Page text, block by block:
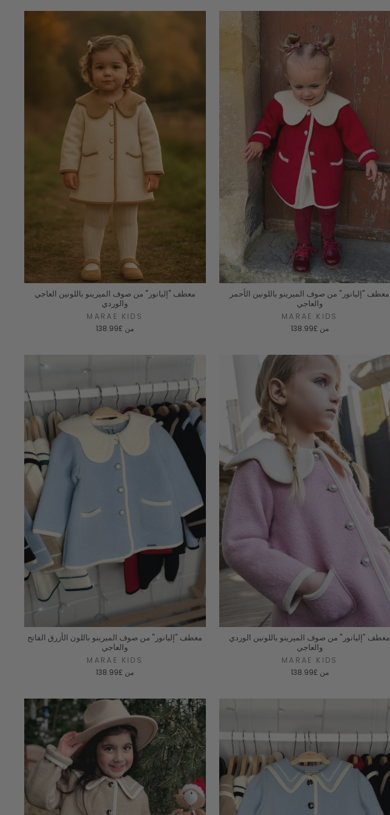
معطف "إليانور" من صوف الميرينو باللونين العاجي
والوردي
MARAE KIDS
من £138.99
معطف "إليانور" من صوف الميرينو باللونين الأحمر
والعاجي
MARAE KIDS
من £138.99
معطف "إليانور" من صوف الميرينو باللون الأزرق الفاتح
والعاجي
MARAE KIDS
من £138.99
معطف "إليانور" من صوف الميرينو باللونين الوردي
والعاجي
MARAE KIDS
من £138.99